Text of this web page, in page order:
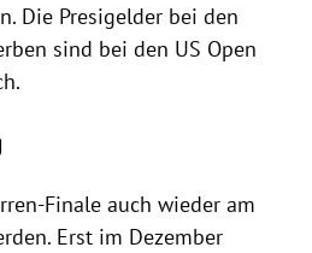
Die Presigelder bei den
sind bei den US Open
Finale auch wieder am
Erst im Dezember